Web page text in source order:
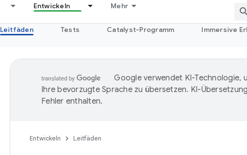
Entwickeln Mehr
Leitfäden Tests Catalyst-Programm Immersive
Google verwendet KI-Technologie,
Ihre bevorzugte Sprache zu übersetzen. KI-
Fehler enthalten.
Entwickeln Leitfäden